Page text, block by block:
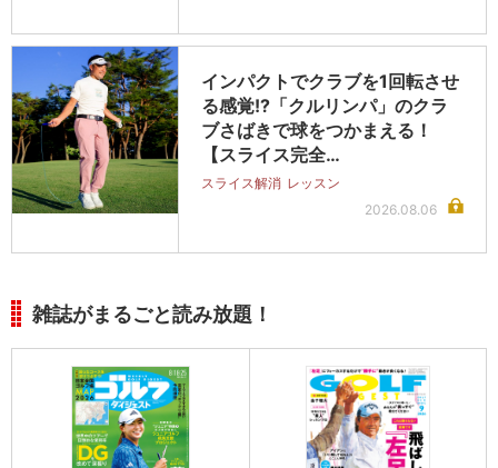
インパクトでクラブを1回転させ
る感覚!?「クルリンパ」のクラ
ブさばきで球をつかまえる！
【スライス完全…
スライス解消 レッスン
2026.08.06
雑誌がまるごと読み放題！